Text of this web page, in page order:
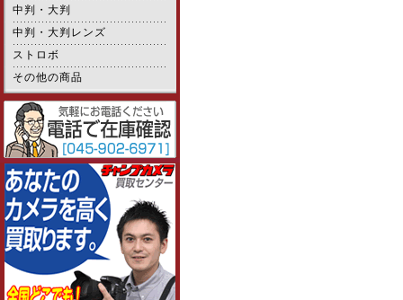
中判・大判
中判・大判レンズ
ストロボ
その他の商品